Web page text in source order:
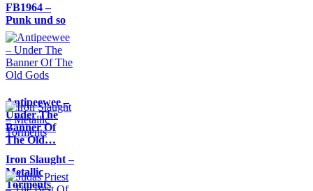
FB1964 –
Punk und so
Antipeewee –
Under The
Banner Of
The Old…
Iron Slaught –
Metallic
Torments